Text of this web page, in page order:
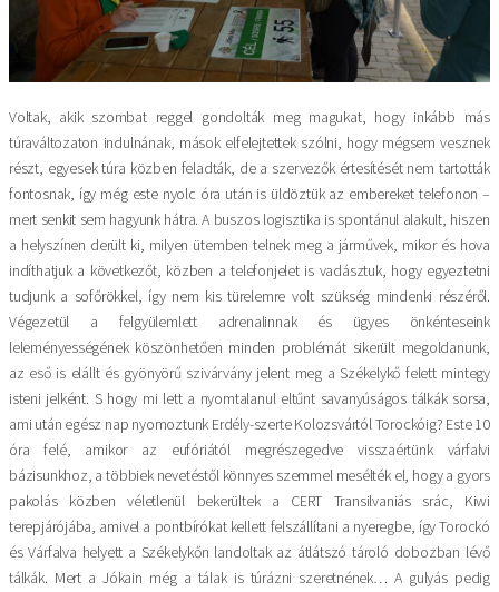
Voltak, akik szombat reggel gondolták meg magukat, hogy inkább más
túraváltozaton indulnának, mások elfelejtettek szólni, hogy mégsem vesznek
részt, egyesek túra közben feladták, de a szervezők értesítését nem tartották
fontosnak, így még este nyolc óra után is üldöztük az embereket telefonon –
mert senkit sem hagyunk hátra. A buszos logisztika is spontánul alakult, hiszen
a helyszínen derült ki, milyen ütemben telnek meg a járművek, mikor és hova
indíthatjuk a következőt, közben a telefonjelet is vadásztuk, hogy egyeztetni
tudjunk a sofőrökkel, így nem kis türelemre volt szükség mindenki részéről.
Végezetül a felgyülemlett adrenalinnak és ügyes önkénteseink
leleményességének köszönhetően minden problémát sikerült megoldanunk,
az eső is elállt és gyönyörű szivárvány jelent meg a Székelykő felett mintegy
isteni jelként. S hogy mi lett a nyomtalanul eltűnt savanyúságos tálkák sorsa,
ami után egész nap nyomoztunk Erdély-szerte Kolozsvártól Torockóig? Este 10
óra felé, amikor az eufóriától megrészegedve visszaértünk várfalvi
bázisunkhoz, a többiek nevetéstől könnyes szemmel mesélték el, hogy a gyors
pakolás közben véletlenül bekerültek a CERT Transilvaniás srác, Kiwi
terepjárójába, amivel a pontbírókat kellett felszállítani a nyeregbe, így Torockó
és Várfalva helyett a Székelykőn landoltak az átlátszó tároló dobozban lévő
tálkák. Mert a Jókain még a tálak is túrázni szeretnének… A gulyás pedig